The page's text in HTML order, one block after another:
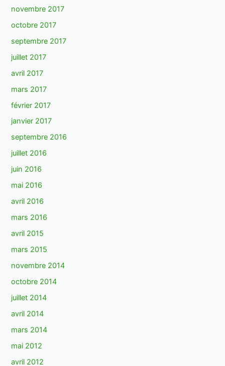
novembre 2017
octobre 2017
septembre 2017
juillet 2017
avril 2017
mars 2017
février 2017
janvier 2017
septembre 2016
juillet 2016
juin 2016
mai 2016
avril 2016
mars 2016
avril 2015
mars 2015
novembre 2014
octobre 2014
juillet 2014
avril 2014
mars 2014
mai 2012
avril 2012